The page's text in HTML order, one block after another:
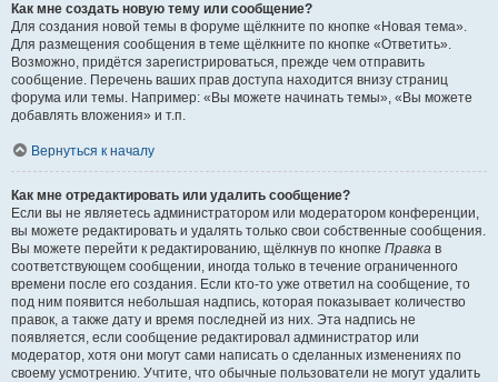
Как мне создать новую тему или сообщение?
Для создания новой темы в форуме щёлкните по кнопке «Новая тема».
Для размещения сообщения в теме щёлкните по кнопке «Ответить».
Возможно, придётся зарегистрироваться, прежде чем отправить
сообщение. Перечень ваших прав доступа находится внизу страниц
форума или темы. Например: «Вы можете начинать темы», «Вы можете
добавлять вложения» и т.п.
Вернуться к началу
Как мне отредактировать или удалить сообщение?
Если вы не являетесь администратором или модератором конференции,
вы можете редактировать и удалять только свои собственные сообщения.
Вы можете перейти к редактированию, щёлкнув по кнопке Правка в
соответствующем сообщении, иногда только в течение ограниченного
времени после его создания. Если кто-то уже ответил на сообщение, то
под ним появится небольшая надпись, которая показывает количество
правок, а также дату и время последней из них. Эта надпись не
появляется, если сообщение редактировал администратор или
модератор, хотя они могут сами написать о сделанных изменениях по
своему усмотрению. Учтите, что обычные пользователи не могут удалить